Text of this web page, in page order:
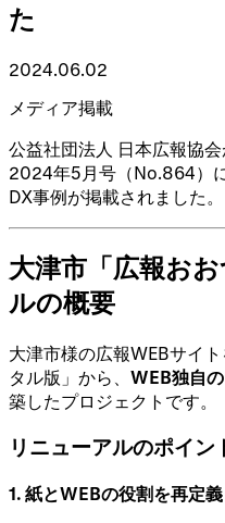
た
2024.06.02
メディア掲載
公益社団法人 日本広報協
2024年5月号（No.864）
DX事例が掲載されました。
大津市「広報お
ルの概要
大津市様の広報WEBサイ
タル版」から、 WEB独自
築したプロジェクトです。
リニューアルのポイン
1. 紙とWEBの役割を再定義